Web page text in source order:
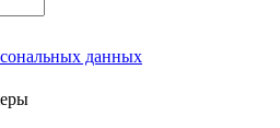
данных